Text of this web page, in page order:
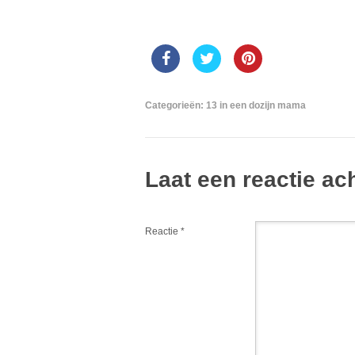
Categorieën: 13 in een dozijn mama
Laat een reactie
Reactie *